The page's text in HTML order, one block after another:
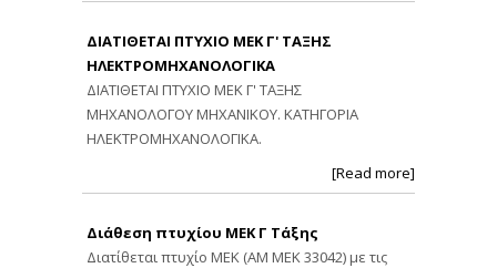
ΔΙΑΤΙΘΕΤΑΙ ΠΤΥΧΙΟ ΜΕΚ Γ' ΤΑΞΗΣ
ΗΛΕΚΤΡΟΜΗΧΑΝΟΛΟΓΙΚΑ
ΔΙΑΤΙΘΕΤΑΙ ΠΤΥΧΙΟ ΜΕΚ Γ' ΤΑΞΗΣ
ΜΗΧΑΝΟΛΟΓΟΥ ΜΗΧΑΝΙΚΟΥ. ΚΑΤΗΓΟΡΙΑ
ΗΛΕΚΤΡΟΜΗΧΑΝΟΛΟΓΙΚΑ.
[Read more]
Διάθεση πτυχίου ΜΕΚ Γ Τάξης
Διατίθεται πτυχίο ΜΕΚ (ΑΜ ΜΕΚ 33042) με τις